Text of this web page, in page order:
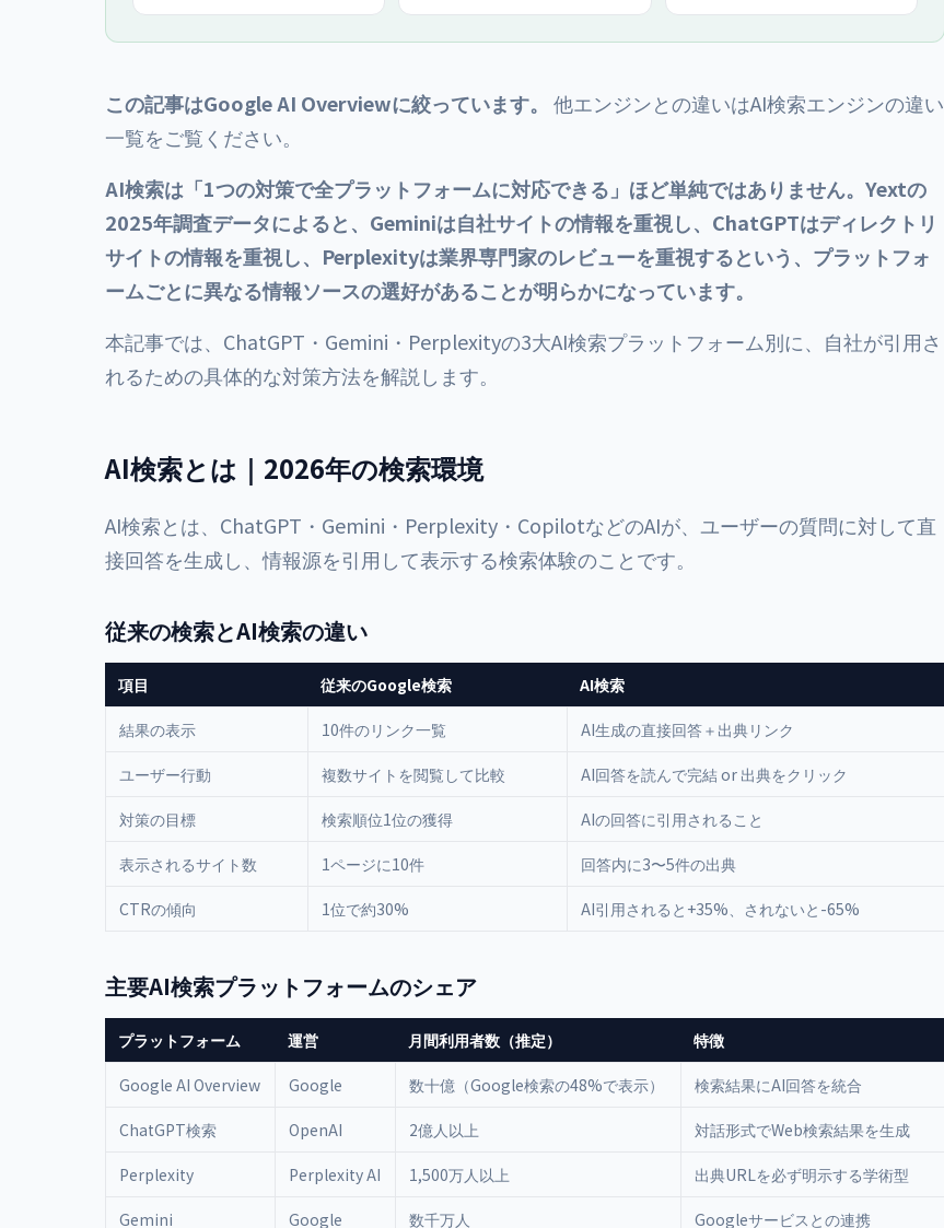
Perplexityの違いと事業者への影
ックリストまでを月¥250,000〜の
この記事はGoogle AI Overviewに絞っています。 他エンジンとの違いはAI検索エンジンの違い
一覧をご覧ください。
AI検索は「1つの対策で全プラットフォームに対応できる」ほど単純ではありません。Yextの
2025年調査データによると、Geminiは自社サイトの情報を重視し、ChatGPTはディレクトリ
サイトの情報を重視し、Perplexityは業界専門家のレビューを重視するという、プラットフォ
ームごとに異なる情報ソースの選好があることが明らかになっています。
本記事では、ChatGPT・Gemini・Perplexityの3大AI検索プラットフォーム別に、自社が引用さ
れるための具体的な対策方法を解説します。
AI検索とは｜2026年の検索環境
AI検索とは、ChatGPT・Gemini・Perplexity・CopilotなどのAIが、ユーザーの質問に対して直
接回答を生成し、情報源を引用して表示する検索体験のことです。
従来の検索とAI検索の違い
項目 従来のGoogle検索 AI検索
結果の表示 10件のリンク一覧 AI生成の直接回答＋出典リンク
ユーザー行動 複数サイトを閲覧して比較 AI回答を読んで完結 or 出典をクリック
対策の目標 検索順位1位の獲得 AIの回答に引用されること
表示されるサイト数 1ページに10件 回答内に3〜5件の出典
CTRの傾向 1位で約30% AI引用されると+35%、されないと-65%
主要AI検索プラットフォームのシェア
プラットフォーム 運営 月間利用者数（推定） 特徴
Google AI Overview Google 数十億（Google検索の48%で表示） 検索結果にAI回答を統合
ChatGPT検索 OpenAI 2億人以上 対話形式でWeb検索結果を生成
Perplexity Perplexity AI 1,500万人以上 出典URLを必ず明示する学術型
Gemini Google 数千万人 Googleサービスとの連携